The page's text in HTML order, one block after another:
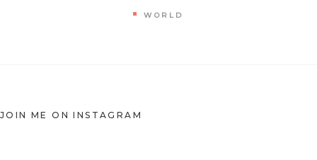
WORLD
JOIN ME ON INSTAGRAM